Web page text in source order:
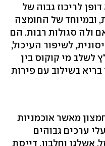
לריכוז גבוה של
ובמיוחד של החומצה
ולה סגולות רבות. הם
לשיפור העיכול,
לשלב מי קוקוס בין
בשילוב עם פירות
מאשר אוכמניות
ערכים גבוהים
ברזל, אשלגן וחלבון. דייסת